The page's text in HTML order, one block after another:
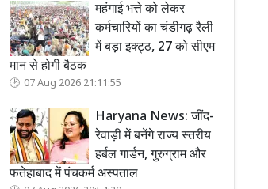
महंगाई भत्ते को लेकर
कर्मचारियों का चंडीगढ़ रैली
में बड़ा इक्ट्ठ, 27 को सीएम
मान से होगी बैठक
07 Aug 2026 21:11:55
Haryana News: जींद-
रेवाड़ी में बनेंगे राज्य स्तरीय
हर्बल गार्डन, गुरुग्राम और
फतेहाबाद में पंचकर्म अस्पताल